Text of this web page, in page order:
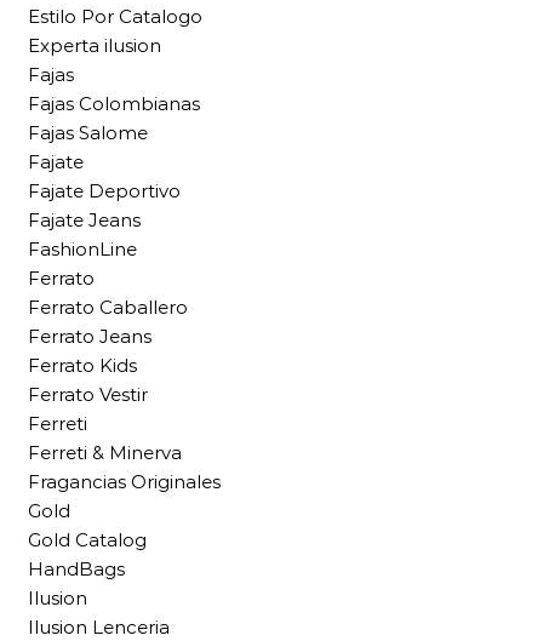
Estilo Por Catalogo
Experta ilusion
Fajas
Fajas Colombianas
Fajas Salome
Fajate
Fajate Deportivo
Fajate Jeans
FashionLine
Ferrato
Ferrato Caballero
Ferrato Jeans
Ferrato Kids
Ferrato Vestir
Ferreti
Ferreti & Minerva
Fragancias Originales
Gold
Gold Catalog
HandBags
Ilusion
Ilusion Lenceria